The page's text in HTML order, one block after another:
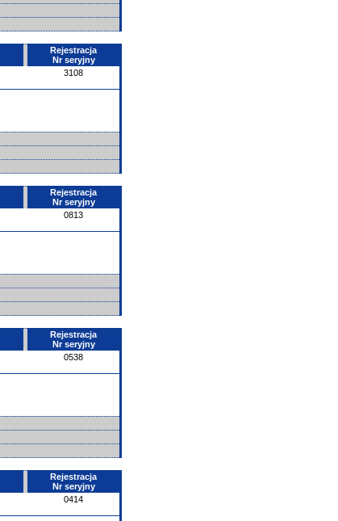
Rejestracja
Nr seryjny
3108
Rejestracja
Nr seryjny
0813
Rejestracja
Nr seryjny
0538
Rejestracja
Nr seryjny
0414